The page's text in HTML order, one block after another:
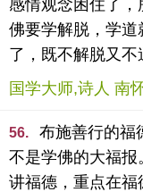
感情观念困住了
佛要学解脱，学
了，既不解脱又不
国学大师,诗人 南
56.
布施善行的福
不是学佛的大福
讲福德，重点在